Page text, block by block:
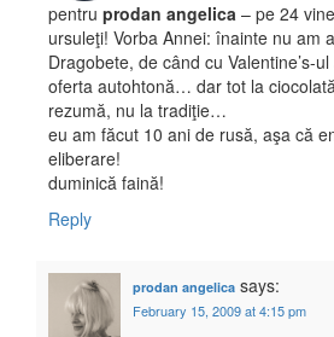
pentru prodan angelica – pe 24
ursuleţi! Vorba Annei: înainte nu am
Dragobete, de când cu Valentine’s-
oferta autohtonă… dar tot la
rezumă, nu la tradiţie…
eu am făcut 10 ani de rusă, aşa că
eliberare!
duminică faină!
Reply
prodan angelica says:
February 15, 2009 at 4:15 pm